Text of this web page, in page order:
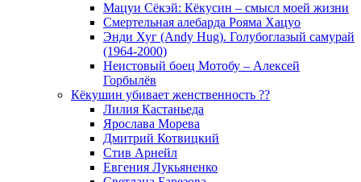
Мацуи Сёкэй: Кёкусин – смысл моей жизни
Смертельная алебарда Рояма Хацуо
Энди Хуг (Andy Hug). Голубоглазый самурай
(1964-2000)
Неистовый боец Мотобу – Алексей
Горбылёв
Кёкушин убивает женственность ??
Лилия Кастаньеда
Ярослава Морева
Дмитрий Котвицкий
Стив Арнейл
Евгения Лукьяненко